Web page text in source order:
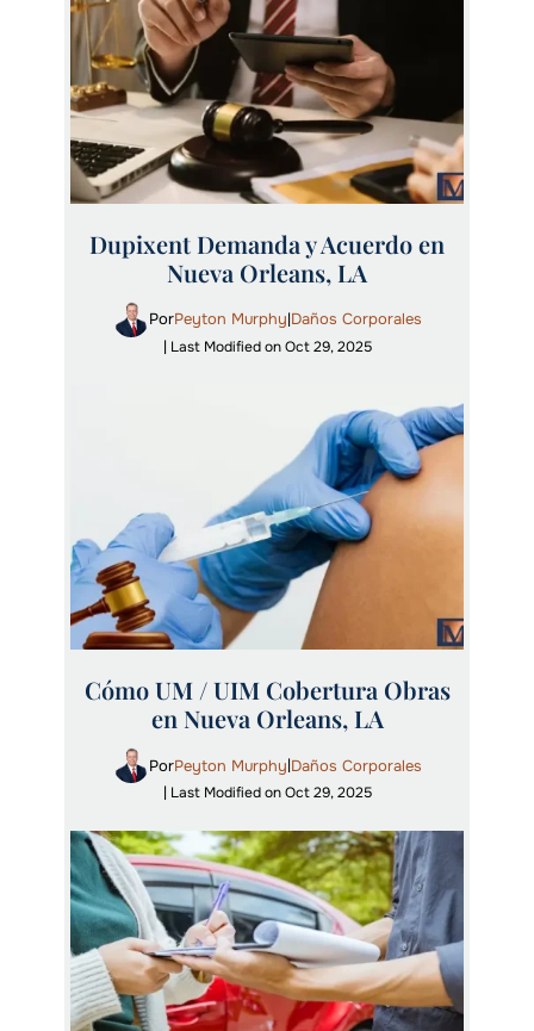
Dupixent Demanda y Acuerdo en
Nueva Orleans, LA
PorPeyton Murphy|Daños Corporales
| Last Modified on Oct 29, 2025
Cómo UM / UIM Cobertura Obras
en Nueva Orleans, LA
PorPeyton Murphy|Daños Corporales
| Last Modified on Oct 29, 2025